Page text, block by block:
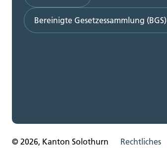
Bereinigte Gesetzessammlung (BGS)
© 2026, Kanton Solothurn Rechtliches